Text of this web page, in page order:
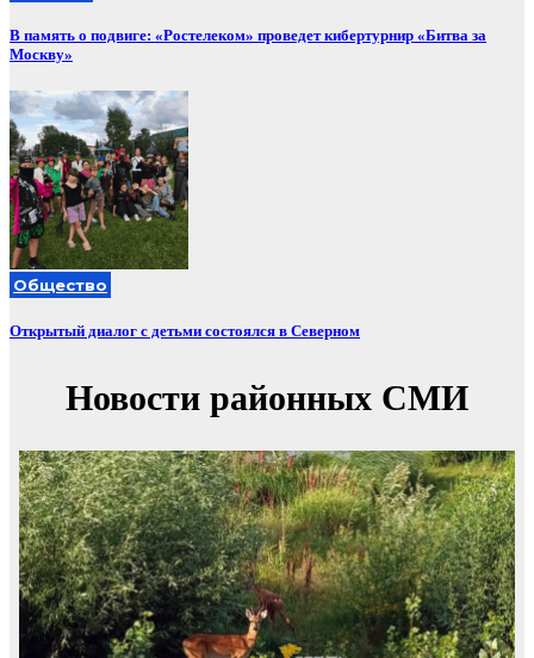
В память о подвиге: «Ростелеком» проведет кибертурнир «Битва за
Москву»
Общество
Открытый диалог с детьми состоялся в Северном